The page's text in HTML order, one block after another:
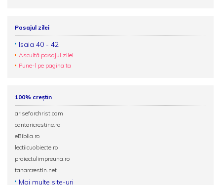
Pasajul zilei
Isaia 40 - 42
Ascultă pasajul zilei
Pune-l pe pagina ta
100% creștin
ariseforchrist.com
cantaricrestine.ro
eBiblia.ro
lectiicuobiecte.ro
proiectulimpreuna.ro
tanarcrestin.net
Mai multe site-uri